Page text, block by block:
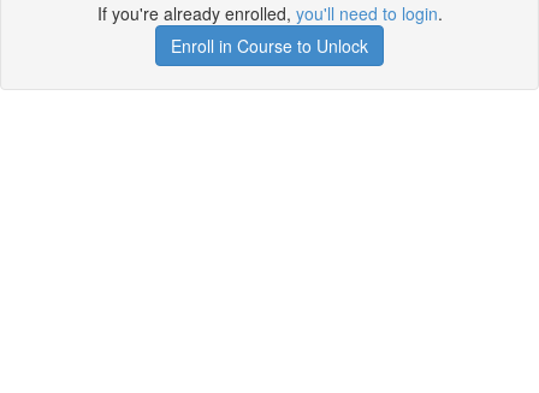
If you're already enrolled, you'll need to login.
Enroll in Course to Unlock